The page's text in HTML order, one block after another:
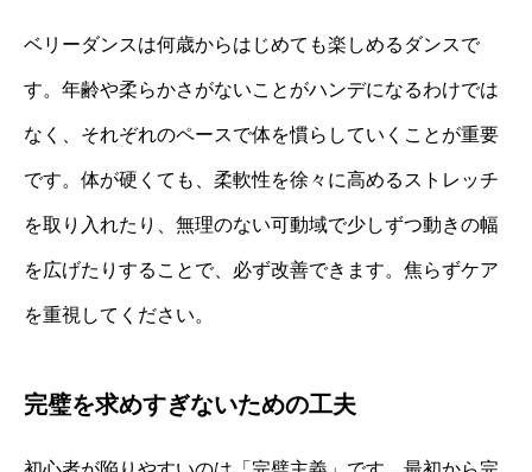
ベリーダンスは何歳からはじめても楽しめるダンスで
す。年齢や柔らかさがないことがハンデになるわけでは
なく、それぞれのペースで体を慣らしていくことが重要
です。体が硬くても、柔軟性を徐々に高めるストレッチ
を取り入れたり、無理のない可動域で少しずつ動きの幅
を広げたりすることで、必ず改善できます。焦らずケア
を重視してください。
完璧を求めすぎないための工夫